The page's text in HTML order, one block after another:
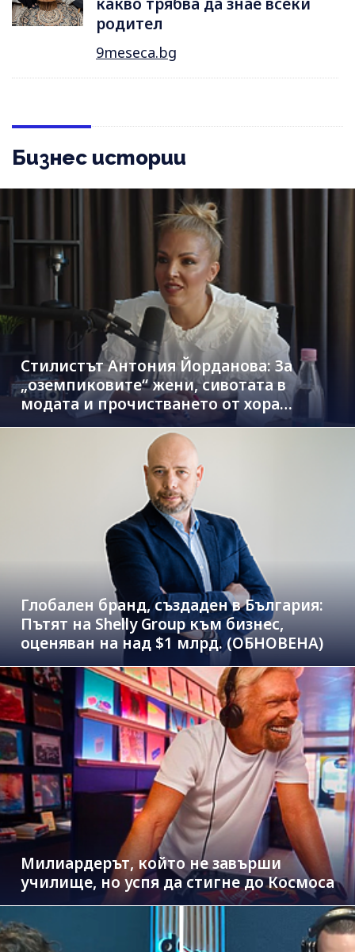
родител
9meseca.bg
Бизнес истории
Стилистът Антония Йорданова: За
„оземпиковите“ жени, сивотата в
модата и прочистването от хора
паразити
Глобален бранд, създаден в България:
Пътят на Shelly Group към бизнес,
оценяван на над $1 млрд. (ОБНОВЕНА)
Милиардерът, който не завърши
училище, но успя да стигне до Космоса